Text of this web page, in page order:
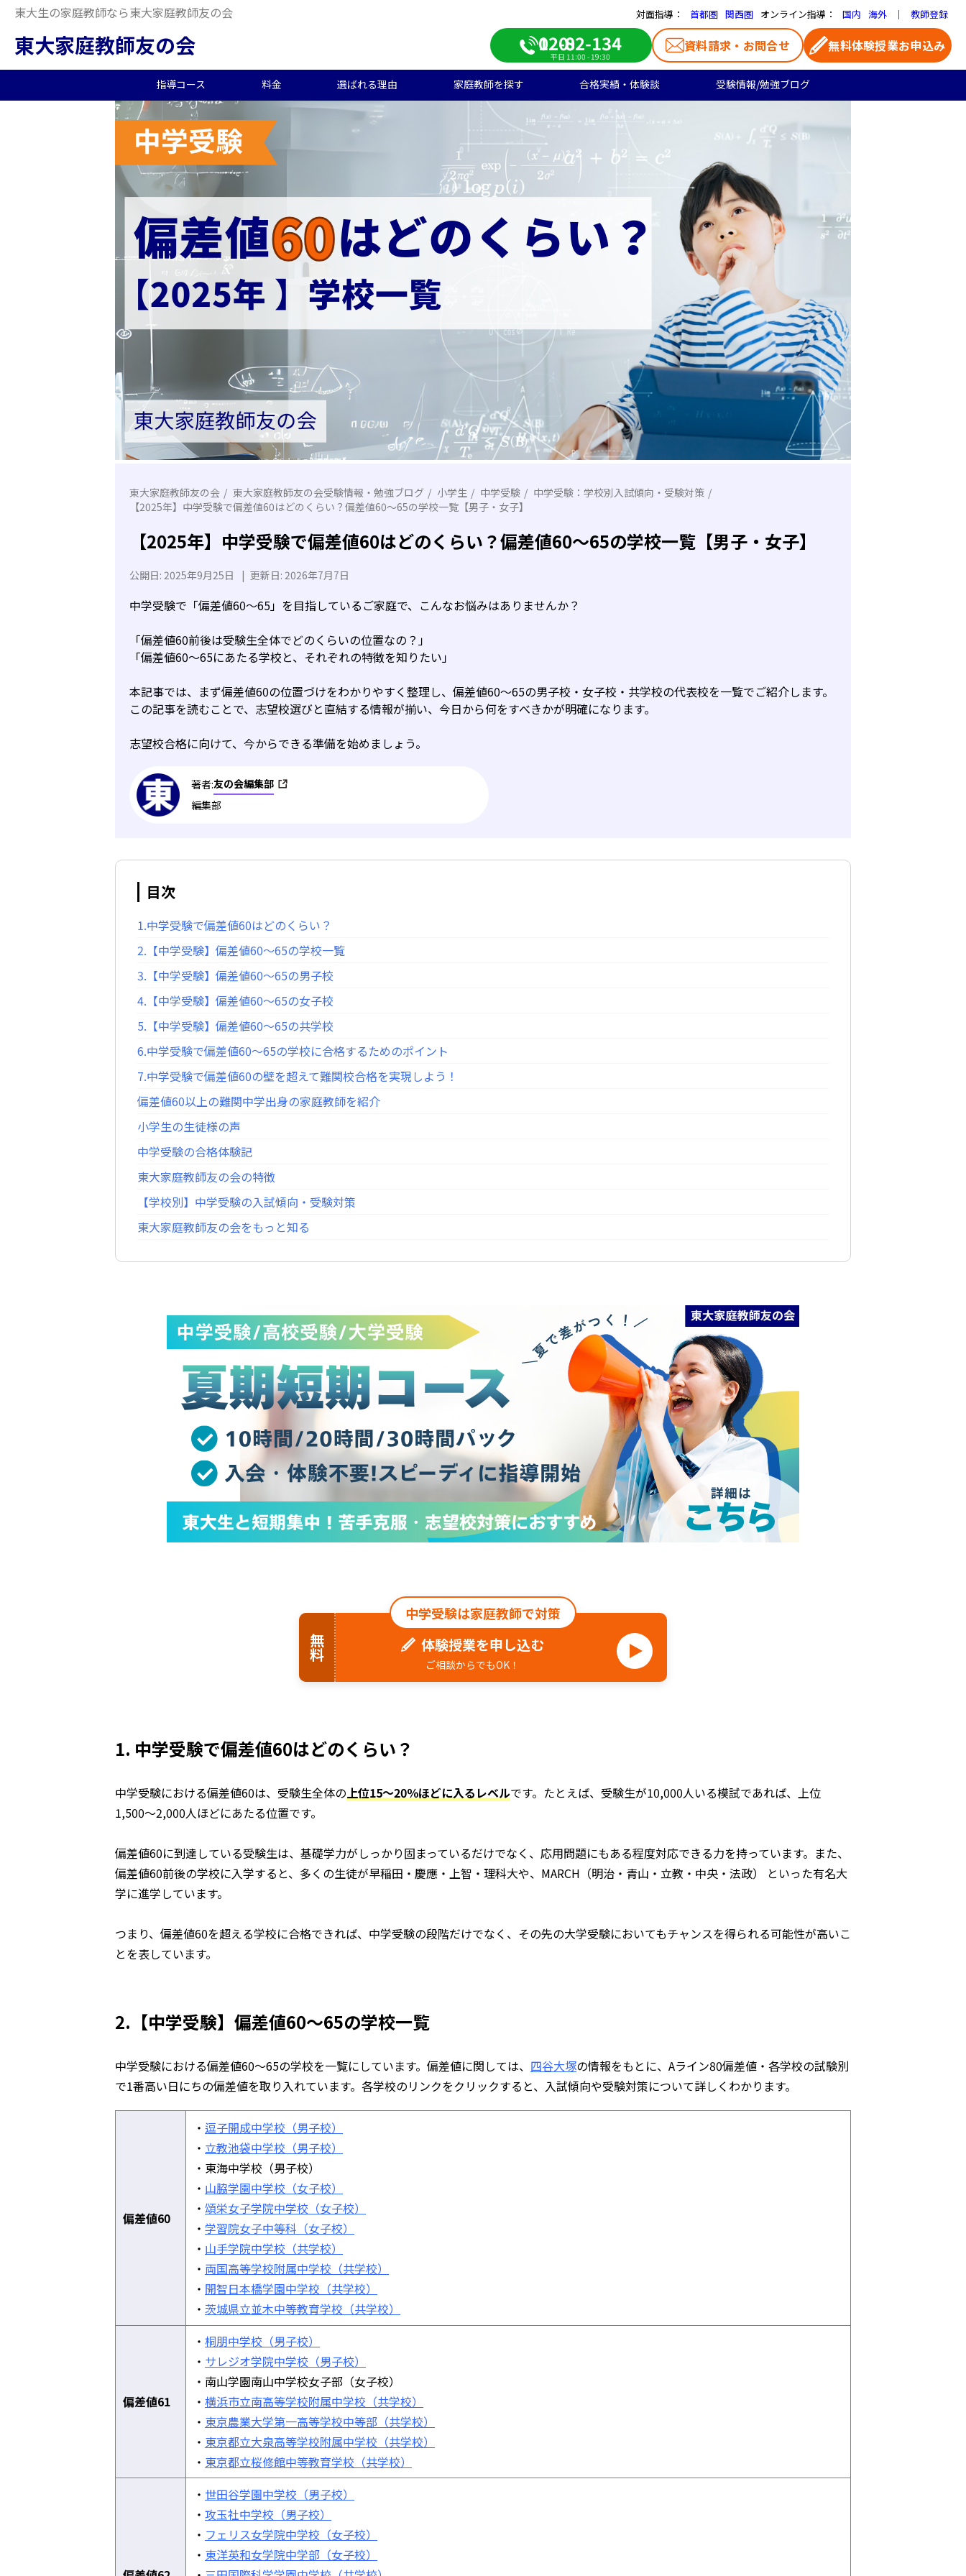
東大生の家庭教師なら東大家庭教師友の会 対面指導： 首都圏 関西圏 オンライン指導： 国内 海外 ｜ 教師登録
東大家庭教師友の会 0120-082-134
平日 11:00 - 19:30
資料請求・お問合せ 無料体験授業お申込み
指導コース
中学受験/塾対策 大学受験/塾対策
中高一貫校向け
中学生向け
高校生向け
大学生向け
社会人向け 帰国子女向け プロ家庭教師
料金
料金概要 小学生のご料金 中学生のご料金
高校生のご料金
料金シミュレーション
選ばれる理由
当会の特徴 オンライン自習室 ご入会の流れ
理念
家庭教師を探す
東大生の教師を探す 派遣エリアから探す 一覧から探す お気に入り家庭教師
合格実績・体験談
2026年度合格実績 中学受験の合格実績 高校受験の合格実績
大学受験の合格実績
合格体験記
ご家庭様インタビュー 一覧ページ
受験情報/勉強ブログ
東大家庭教師友の会 東大家庭教師友の会受験情報・勉強ブログ 小学生 中学受験
中学受験：学校別入試傾向・受験対策
【2025年】中学受験で偏差値60はどのくらい？偏差値60～65の学校一覧【男子・女子】
【2025年】中学受験で偏差値60はどのくらい？偏差値60～65の学校一覧【男子・女子】
公開日: 2025年9月25日 | 更新日: 2026年7月7日
中学受験で「偏差値60～65」を目指しているご家庭で、こんなお悩みはありませんか？
「偏差値60前後は受験生全体でどのくらいの位置なの？」
「偏差値60～65にあたる学校と、それぞれの特徴を知りたい」
本記事では、まず偏差値60の位置づけをわかりやすく整理し、偏差値60～65の男子校・女子校・共学校の代表校を一覧でご紹介します。
この記事を読むことで、志望校選びと直結する情報が揃い、今日から何をすべきかが明確になります。
志望校合格に向けて、今からできる準備を始めましょう。
著者:友の会編集部
編集部
目次
1.中学受験で偏差値60はどのくらい？
2.【中学受験】偏差値60～65の学校一覧
3.【中学受験】偏差値60～65の男子校
4.【中学受験】偏差値60～65の女子校
5.【中学受験】偏差値60～65の共学校
6.中学受験で偏差値60～65の学校に合格するためのポイント
7.中学受験で偏差値60の壁を超えて難関校合格を実現しよう！
偏差値60以上の難関中学出身の家庭教師を紹介
小学生の生徒様の声
中学受験の合格体験記
東大家庭教師友の会の特徴
【学校別】中学受験の入試傾向・受験対策
東大家庭教師友の会をもっと知る
中学受験は家庭教師で対策
無料 体験授業を申し込む
ご相談からでもOK！
1. 中学受験で偏差値60はどのくらい？
中学受験における偏差値60は、受験生全体の上位15〜20％ほどに入るレベルです。たとえば、受験生が10,000人いる模試であれば、上位
1,500〜2,000人ほどにあたる位置です。
偏差値60に到達している受験生は、基礎学力がしっかり固まっているだけでなく、応用問題にもある程度対応できる力を持っています。 また、
偏差値60前後の学校に入学すると、多くの生徒が早稲田・慶應・上智・理科大や、MARCH（明治・青山・立教・中央・法政） といった有名大
学に進学しています。
つまり、偏差値60を超える学校に合格できれば、中学受験の段階だけでなく、その先の大学受験においてもチャンスを得られる可能性が高いこ
とを表しています。
2.【中学受験】偏差値60～65の学校一覧
中学受験における偏差値60～65の学校を一覧にしています。偏差値に関しては、 四谷大塚の情報をもとに、Aライン80偏差値・各学校の試験別
で1番高い日にちの偏差値を取り入れています。各学校のリンクをクリックすると、入試傾向や受験対策について詳しくわかります。
偏差値60
・ 逗子開成中学校（男子校）
・ 立教池袋中学校（男子校）
・東海中学校（男子校）
・ 山脇学園中学校（女子校）
・ 頌栄女子学院中学校（女子校）
・ 学習院女子中等科（女子校）
・ 山手学院中学校（共学校）
・ 両国高等学校附属中学校（共学校）
・ 開智日本橋学園中学校（共学校）
・ 茨城県立並木中等教育学校（共学校）
偏差値61
・ 桐朋中学校（男子校）
・ サレジオ学院中学校（男子校）
・南山学園南山中学校女子部（女子校）
・ 横浜市立南高等学校附属中学校（共学校）
・ 東京農業大学第一高等学校中等部（共学校）
・ 東京都立大泉高等学校附属中学校（共学校）
・ 東京都立桜修館中等教育学校（共学校）
・ 世田谷学園中学校（男子校）
・ 攻玉社中学校（男子校）
・ フェリス女学院中学校（女子校）
・ 東洋英和女学院中学部（女子校）